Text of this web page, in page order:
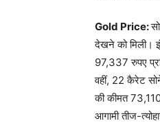
Gold Price:
देखने को मिली।
97,337 रुपए
वहीं, 22 कैरेट
की कीमत
आगामी तीज-